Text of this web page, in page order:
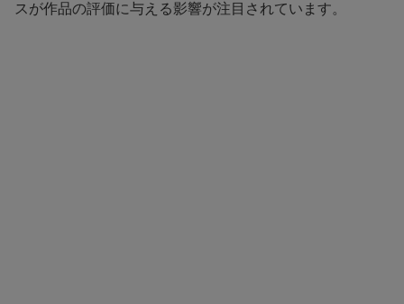
スが作品の評価に与える影響が注目されています。